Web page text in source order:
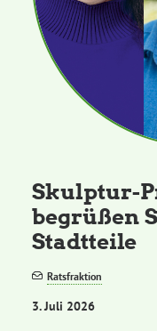
Skulptur-
begrüßen
Stadtteile
Ratsfraktion
3. Juli 2026